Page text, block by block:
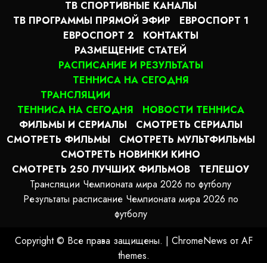
ТВ СПОРТИВНЫЕ КАНАЛЫ
ТВ ПРОГРАММЫ ПРЯМОЙ ЭФИР
ЕВРОСПОРТ 1
ЕВРОСПОРТ 2
КОНТАКТЫ
РАЗМЕЩЕНИЕ СТАТЕЙ
РАСПИСАНИЕ И РЕЗУЛЬТАТЫ
ТЕННИСА НА СЕГОДНЯ
ТРАНСЛЯЦИИ
ТЕННИСА НА СЕГОДНЯ
НОВОСТИ ТЕННИСА
ФИЛЬМЫ И СЕРИАЛЫ
СМОТРЕТЬ СЕРИАЛЫ
СМОТРЕТЬ ФИЛЬМЫ
СМОТРЕТЬ МУЛЬТФИЛЬМЫ
СМОТРЕТЬ НОВИНКИ КИНО
СМОТРЕТЬ 250 ЛУЧШИХ ФИЛЬМОВ
ТЕЛЕШОУ
Трансляции Чемпионата мира 2026 по футболу
Результаты расписание Чемпионата мира 2026 по
футболу
Copyright © Все права защищены. | ChromeNews от AF
themes.